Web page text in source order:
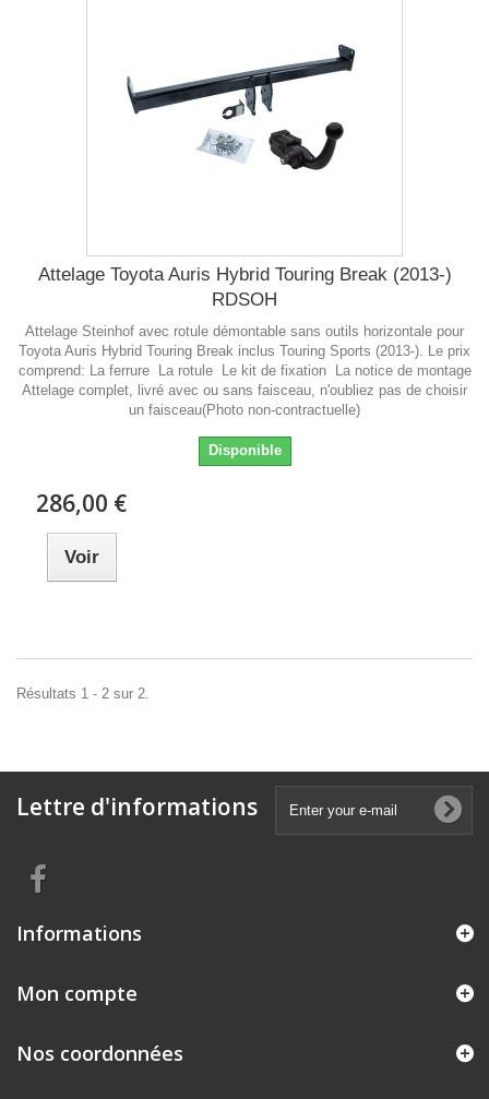
Attelage Toyota Auris Hybrid Touring Break (2013-)
RDSOH
Attelage Steinhof avec rotule démontable sans outils horizontale pour
Toyota Auris Hybrid Touring Break inclus Touring Sports (2013-). Le prix
comprend: La ferrure La rotule Le kit de fixation La notice de montage
Attelage complet, livré avec ou sans faisceau, n'oubliez pas de choisir
un faisceau(Photo non-contractuelle)
Disponible
286,00 €
Voir
Résultats 1 - 2 sur 2.
Lettre d'informations
Informations
Mon compte
Nos coordonnées